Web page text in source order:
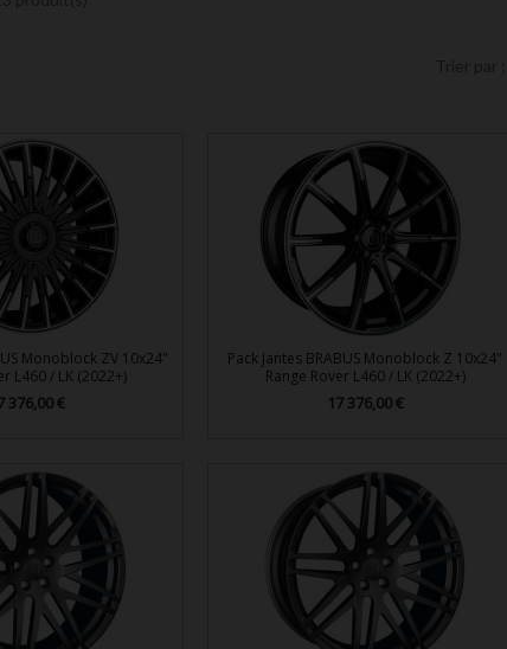
Monoblock ZV 10x24"
L460 / LK (2022+)
376,00 €
Pack Jantes BRABUS Monoblock Z 10x24"
Range Rover L460 / LK (2022+)
Prix
17 376,00 €